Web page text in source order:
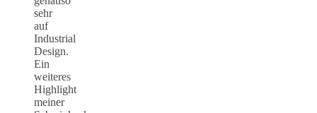
sehr
auf
Industrial
Design.
Ein
weiteres
Highlight
meiner